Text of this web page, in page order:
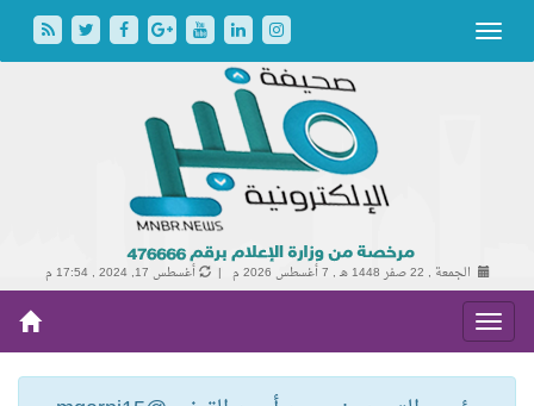
الجمعة , 22 صفر 1448 هـ , 7 أغسطس 2026 م | أغسطس 17, 2024 , 17:54 م